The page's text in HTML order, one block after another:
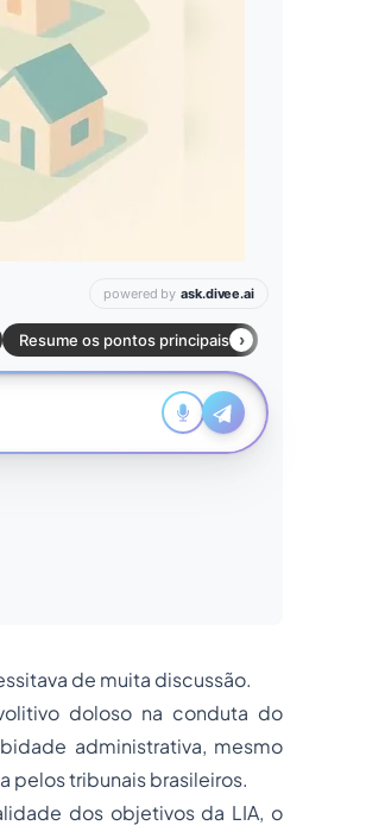
de muita discussão.
doloso na conduta do
administrativa, mesmo
pelos tribunais brasileiros.
dos objetivos da LIA, o